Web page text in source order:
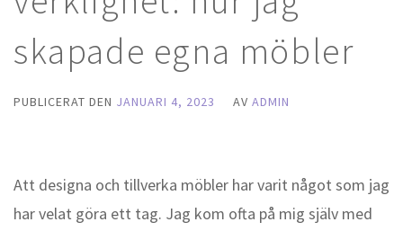
skapade egna möbler
PUBLICERAT DEN JANUARI 4, 2023 AV ADMIN
Att designa och tillverka möbler har varit något som jag
har velat göra ett tag. Jag kom ofta på mig själv med